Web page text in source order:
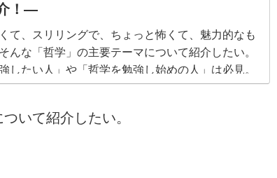
！―
て、スリリングで、ちょっと怖くて、魅力的なも
んな「哲学」の主要テーマについて紹介したい。
したい人」や「哲学を勉強し始めの人」は必見。
いて紹介したい。